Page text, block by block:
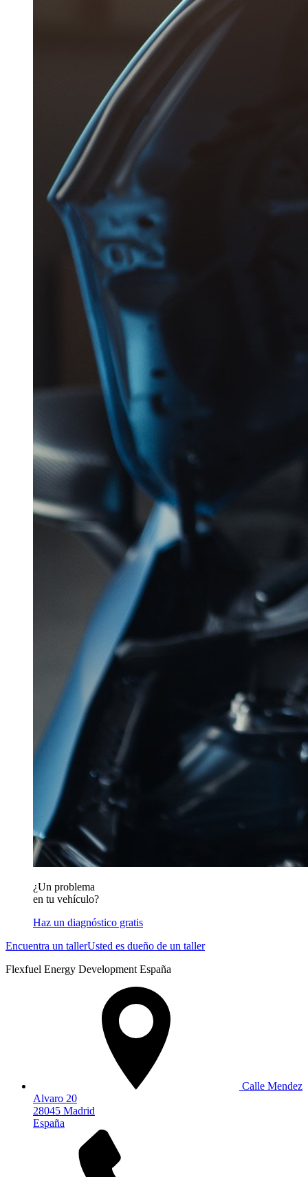
¿Un problema
en tu vehículo?
Haz un diagnóstico gratis
Encuentra un tallerUsted es dueño de un taller
Flexfuel Energy Development España
Calle Mendez
Alvaro 20
28045 Madrid
España